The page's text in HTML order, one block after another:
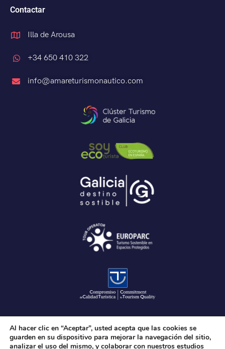
Contactar
Illa de Arousa
+34 650 410 322
info@amareturismonautico.com
Al hacer clic en “Aceptar”, usted acepta que las cookies se
guarden en su dispositivo para mejorar la navegación del sitio,
analizar el uso del mismo, y colaborar con nuestros estudios